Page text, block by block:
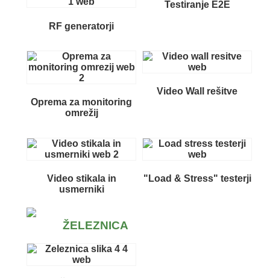
RF generatorji
Testiranje E2E
Oprema za monitoring
omrežij
Video Wall rešitve
Video stikala in
usmerniki
"Load & Stress" testerji
ŽELEZNICA